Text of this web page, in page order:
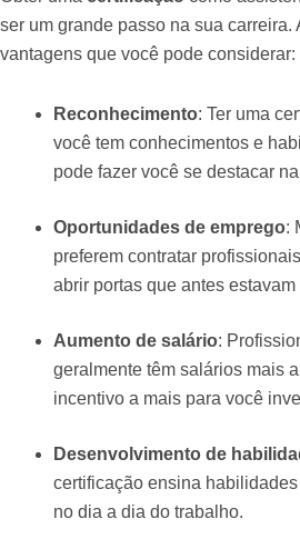
ser um grande passo na sua carreira.
vantagens que você pode considerar:
Reconhecimento: Ter uma
você tem conhecimentos e
pode fazer você se destacar
Oportunidades de emprego:
preferem contratar
abrir portas que antes estavam
Aumento de salário:
geralmente têm salários mais
incentivo a mais para você
Desenvolvimento de
certificação ensina
no dia a dia do trabalho.